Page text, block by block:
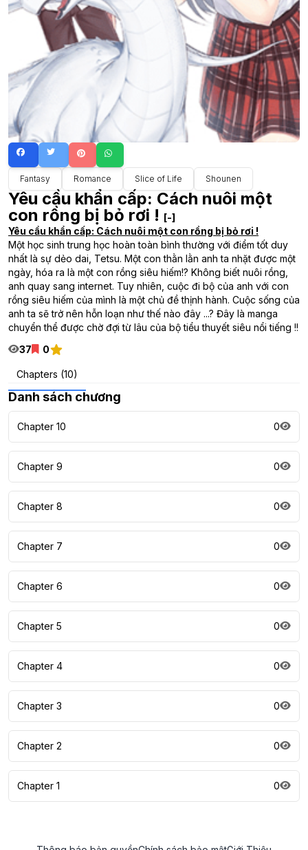
Fantasy Romance Slice of Life Shounen
Yêu cầu khẩn cấp: Cách nuôi một
con rồng bị bỏ rơi ! [-]
Yêu cầu khẩn cấp: Cách nuôi một con rồng bị bỏ rơi !
Một học sinh trung học hoàn toàn bình thường với điểm tốt duy
nhất là sự dẻo dai, Tetsu. Một con thằn lằn anh ta nhặt được một
ngày, hóa ra là một con rồng siêu hiếm!? Không biết nuôi rồng,
anh quay sang internet. Tuy nhiên, cuộc đi bộ của anh với con
rồng siêu hiếm của mình là một chủ đề thịnh hành. Cuộc sống của
anh ta sẽ trở nên hỗn loạn như thế nào đây ...? Đây là manga
chuyển thể được chờ đợi từ lâu của bộ tiểu thuyết siêu nổi tiếng !!
37
0
Chapters (10)
Danh sách chương
Chapter 10 0
Chapter 9 0
Chapter 8 0
Chapter 7 0
Chapter 6 0
Chapter 5 0
Chapter 4 0
Chapter 3 0
Chapter 2 0
Chapter 1 0